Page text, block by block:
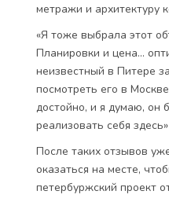
метражи и архитектуру
«Я тоже выбрала этот
Планировки и цена...
неизвестный в Питере
посмотреть его в
достойно, и я думаю, он
реализовать себя
После таких отзывов
оказаться на месте,
петербуржский проект